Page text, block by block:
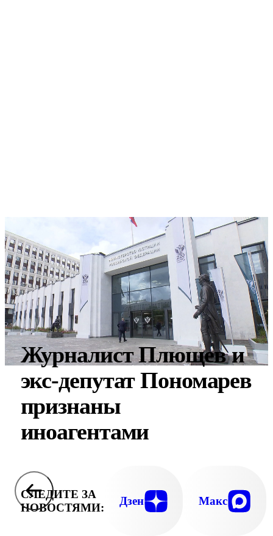
Журналист Плющев и
экс-депутат Пономарев
признаны
иноагентами
СЛЕДИТЕ ЗА
НОВОСТЯМИ:
Дзен Макс